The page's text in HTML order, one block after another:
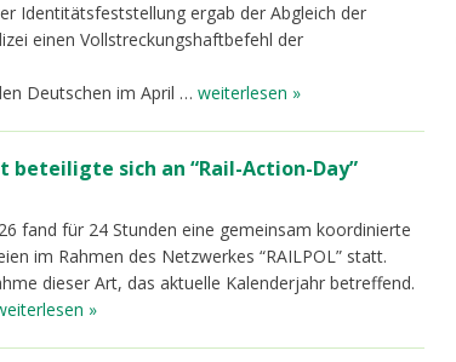
Identitätsfeststellung ergab der Abgleich der
einen Vollstreckungshaftbefehl der
Deutschen im April … weiterlesen »
beteiligte sich an “Rail-Action-Day”
fand für 24 Stunden eine gemeinsam koordinierte
im Rahmen des Netzwerkes “RAILPOL” statt.
dieser Art, das aktuelle Kalenderjahr betreffend.
»